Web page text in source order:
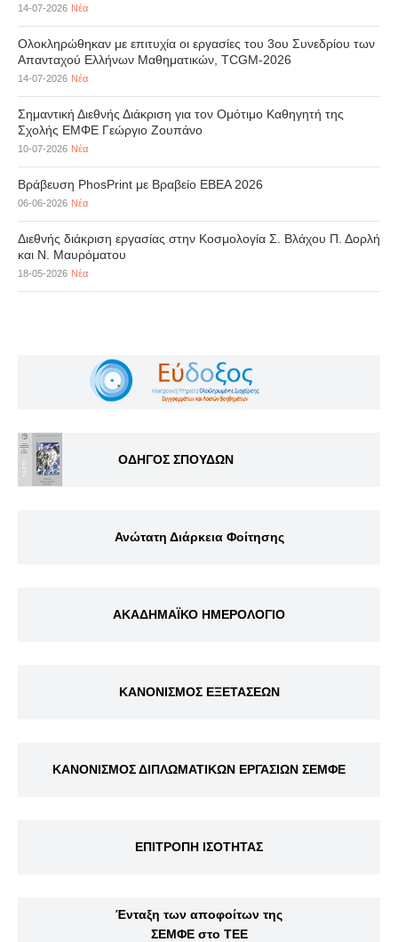
14-07-2026 Νέα
Ολοκληρώθηκαν με επιτυχία οι εργασίες του 3ου Συνεδρίου των
Απανταχού Ελλήνων Μαθηματικών, TCGM-2026
14-07-2026 Νέα
Σημαντική Διεθνής Διάκριση για τον Ομότιμο Καθηγητή της
Σχολής ΕΜΦΕ Γεώργιο Ζουπάνο
10-07-2026 Νέα
Βράβευση PhosPrint με Βραβείο ΕΒΕΑ 2026
06-06-2026 Νέα
Διεθνής διάκριση εργασίας στην Κοσμολογία Σ. Βλάχου Π. Δορλή
και Ν. Μαυρόματου
18-05-2026 Νέα
ΟΔΗΓΟΣ ΣΠΟΥΔΩΝ
Ανώτατη Διάρκεια Φοίτησης
ΑΚΑΔΗΜΑΪΚΟ ΗΜΕΡΟΛΟΓΙΟ
ΚΑΝΟΝΙΣΜΟΣ ΕΞΕΤΑΣΕΩΝ
ΚΑΝΟΝΙΣΜΟΣ ΔΙΠΛΩΜΑΤΙΚΩΝ ΕΡΓΑΣΙΩΝ ΣΕΜΦΕ
ΕΠΙΤΡΟΠΗ ΙΣΟΤΗΤΑΣ
Ένταξη των αποφοίτων της
ΣΕΜΦΕ στο ΤΕΕ